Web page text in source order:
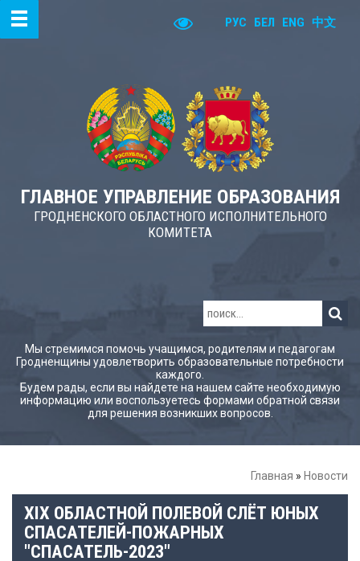
РУС БЕЛ ENG 中文
ГЛАВНОЕ УПРАВЛЕНИЕ ОБРАЗОВАНИЯ
ГРОДНЕНСКОГО ОБЛАСТНОГО ИСПОЛНИТЕЛЬНОГО
КОМИТЕТА
Мы стремимся помочь учащимся, родителям и педагогам
Гродненщины удовлетворить образовательные потребности
каждого.
Будем рады, если вы найдете на нашем сайте необходимую
информацию или воспользуетесь формами обратной связи
для решения возникших вопросов.
Главная » Новости
XIX ОБЛАСТНОЙ ПОЛЕВОЙ СЛЁТ ЮНЫХ
СПАСАТЕЛЕЙ-ПОЖАРНЫХ
"СПАСАТЕЛЬ-2023"